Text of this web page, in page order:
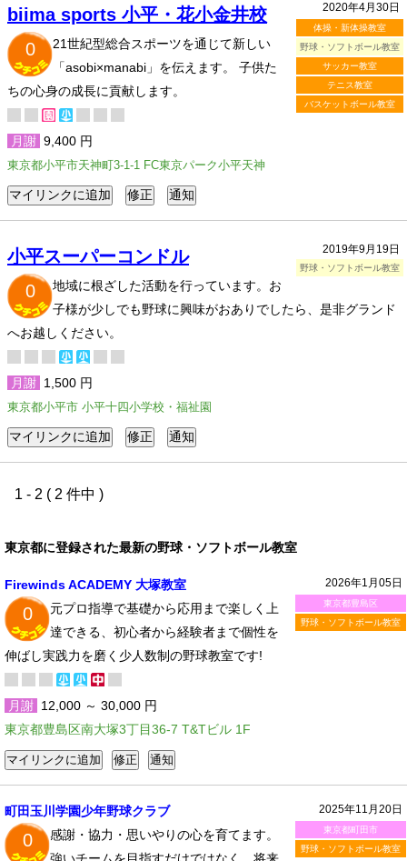
2020年4月30日
体操・新体操教室
野球・ソフトボール教室
サッカー教室
テニス教室
バスケットボール教室
biima sports 小平・花小金井校
0
21世紀型総合スポーツを通じて新しい
「asobi×manabi」を伝えます。 子供た
ちの心身の成長に貢献します。
月謝 9,400 円
東京都小平市天神町3-1-1 FC東京パーク小平天神
2019年9月19日
野球・ソフトボール教室
小平スーパーコンドル
0
地域に根ざした活動を行っています。お
子様が少しでも野球に興味がおありでしたら、是非グランド
へお越しください。
月謝 1,500 円
東京都小平市 小平十四小学校・福祉園
1 - 2 ( 2 件中 )
東京都に登録された最新の野球・ソフトボール教室
2026年1月05日
東京都豊島区
野球・ソフトボール教室
Firewinds ACADEMY 大塚教室
0
元プロ指導で基礎から応用まで楽しく上
達できる、初心者から経験者まで個性を
伸ばし実践力を磨く少人数制の野球教室です!
月謝 12,000 ～ 30,000 円
東京都豊島区南大塚3丁目36-7 T&Tビル 1F
2025年11月20日
東京都町田市
野球・ソフトボール教室
町田玉川学園少年野球クラブ
0
感謝・協力・思いやりの心を育てます。